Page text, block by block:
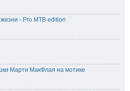
- Pro MTB edition
Марти МакФлая на мотике